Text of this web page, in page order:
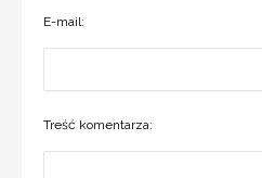
E-mail:
Treść komentarza: